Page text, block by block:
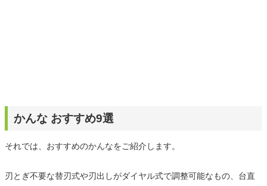
かんな おすすめ9選
それでは、おすすめのかんなをご紹介します。
刃とぎ不要な替刃式や刃出しがダイヤル式で調整可能なもの、台直